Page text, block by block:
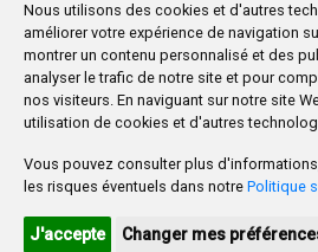
Nous utilisons des cookies et d'autres
améliorer votre expérience de navigation
montrer un contenu personnalisé et des
analyser le trafic de notre site et pour
nos visiteurs. En naviguant sur notre site
utilisation de cookies et d'autres
Vous pouvez consulter plus
les risques éventuels dans notre Politique
J'accepte Changer mes
Plaza Mayor 1- 09071
947 288 800 CIF: P-
CONTACTO | AVISOS, QUEJAS
CANAL DE DENUNCIAS
MAPA
PROMUEVE